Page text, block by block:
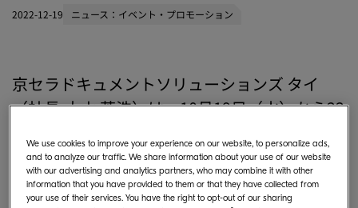
2022-12-19 ニュース：イベント・プロモーション
京セラドキュメントソリューションズ タイ
（社長:大山 芳浩）は、10月19日（水）から22
Print International Exhibition 2022
Bangkok」に、今回はじめて出展しました。
We use cookies to improve your experience on our website, to personalize ads,
and to analyze our traffic. We share information about your use of our website
with our advertising and analytics partners, who may combine it with other
information that you have provided to them or that they have collected from
your use of their services. You have the right to opt-out of our sharing